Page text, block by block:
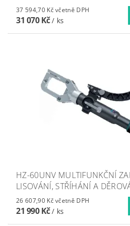
37 594,70 Kč včetně DPH
31 070 Kč/ ks
HZ-60UNV MULTIFUNKČNÍ
LISOVÁNÍ, STŘÍHÁNÍ A
26 607,90 Kč včetně DPH
21 990 Kč/ ks